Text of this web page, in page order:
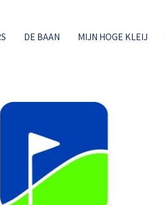
DE BAAN MIJN HOGE KLEIJ